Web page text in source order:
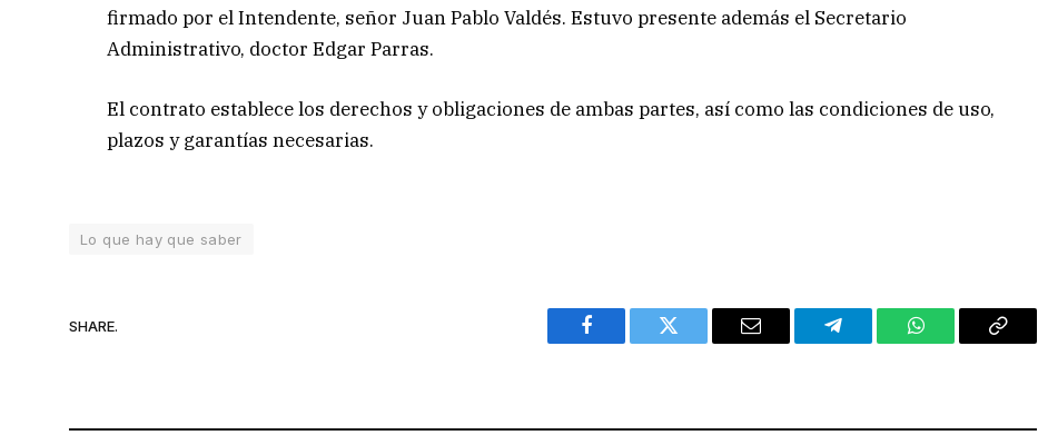
firmado por el Intendente, señor Juan Pablo Valdés. Estuvo presente además el Secretario
Administrativo, doctor Edgar Parras.
El contrato establece los derechos y obligaciones de ambas partes, así como las condiciones de uso,
plazos y garantías necesarias.
Lo que hay que saber
SHARE.
Facebook Twitter Email Telegram WhatsAppCopy